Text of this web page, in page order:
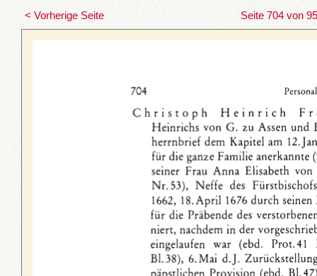
< Vorherige Seite Seite 704 von